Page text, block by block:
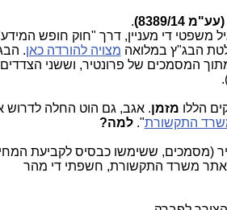
14)
.
משפטי די מעניין, דרך "חוק חופש
הבג"ץ במלואה מצויה להורדה כאן.
המסמכים של פרונטיר, וששני הצדדים
הללו מזמן. אגב, גם הוט החלה לדרוש
התקשורת".למה?
(מסמכים, ששימשו כבסיס לקביעת
משרד התקשורת, חשפתי די מהר